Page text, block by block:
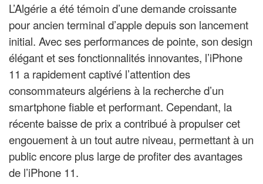
L’Algérie a été témoin d’une demande croissante
pour ancien terminal d’apple depuis son lancement
initial. Avec ses performances de pointe, son design
élégant et ses fonctionnalités innovantes, l’iPhone
11 a rapidement captivé l’attention des
consommateurs algériens à la recherche d’un
smartphone fiable et performant. Cependant, la
récente baisse de prix a contribué à propulser cet
engouement à un tout autre niveau, permettant à un
public encore plus large de profiter des avantages
de l’iPhone 11.